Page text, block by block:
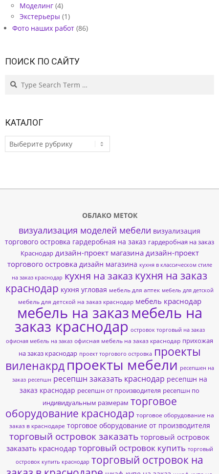
Моделинг (4)
Экстерьеры (1)
Фото наших работ (86)
ПОИСК ПО САЙТУ
Search
КАТАЛОГ
КАТАЛОГ
ОБЛАКО МЕТОК
визуализация моделей мебели визуализация
торгового островка гардеробная на заказ гардеробная на заказ
Краснодар дизайн-проект магазина дизайн-проект
торгового островка дизайн магазина кухня в классическом стиле
на заказ краснодар кухня на заказ кухня на заказ
краснодар кухня угловая мебель для аптек мебель для детской
мебель для детской на заказ краснодар мебель краснодар
мебель на заказмебель на
заказ краснодар островок торговый на заказ
офисная мебель на заказ офисная мебель на заказ краснодар прихожая
на заказ краснодар проект торгового островка проекты
виленакрд проекты мебели ресепшен на
заказ ресепшн ресепшн заказать краснодар ресепшн на
заказ краснодар ресепшн от производителя ресепшн по
индивидуальным размерам торговое
оборудование краснодар торговое оборудование на
заказ в краснодаре торговое оборудование от производителя
торговый островок заказать торговый островок
заказать краснодар торговый островок купить торговый
островок купить краснодар торговый островок на